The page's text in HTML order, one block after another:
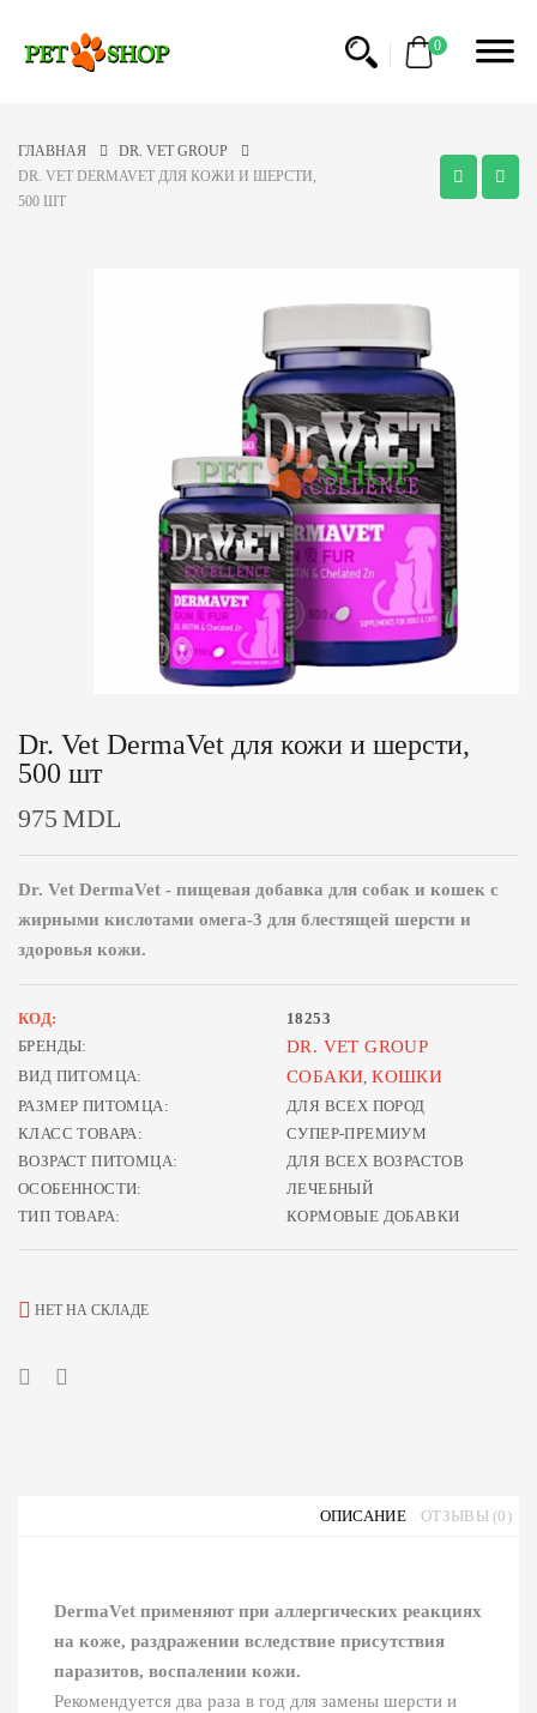
0
ГЛАВНАЯ
DR. VET GROUP
DR. VET DERMAVET ДЛЯ КОЖИ И ШЕРСТИ,
500 ШТ
Dr. Vet DermaVet для кожи и шерсти,
500 шт
975 MDL
Dr. Vet DermaVet - пищевая добавка для собак и кошек с
жирными кислотами омега-3 для блестящей шерсти и
здоровья кожи.
КОД:
18253
БРЕНДЫ:
DR. VET GROUP
ВИД ПИТОМЦА: СОБАКИ,КОШКИ
РАЗМЕР ПИТОМЦА:
ДЛЯ ВСЕХ ПОРОД
КЛАСС ТОВАРА:
СУПЕР-ПРЕМИУМ
ВОЗРАСТ ПИТОМЦА:
ДЛЯ ВСЕХ ВОЗРАСТОВ
ОСОБЕННОСТИ:
ЛЕЧЕБНЫЙ
ТИП ТОВАРА:
КОРМОВЫЕ ДОБАВКИ
НЕТ НА СКЛАДЕ
ОПИСАНИЕ ОТЗЫВЫ (0)
DermaVet применяют при аллергических реакциях
на коже, раздражении вследствие присутствия
паразитов, воспалении кожи.
Рекомендуется два раза в год для замены шерсти и